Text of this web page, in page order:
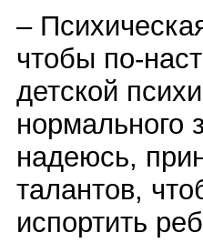
–
чтобы по-
детской
нормального
надеюсь,
талантов,
испортить